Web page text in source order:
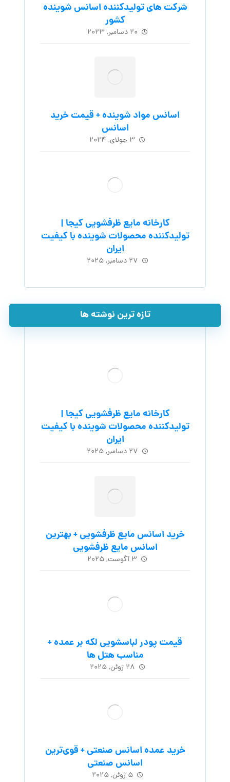
شرکت های تولیدکننده اسانس شوینده
کشور
۲۰ دسامبر, ۲۰۲۳
اسانس مواد شوینده + قیمت خرید
اسانس
۳ جولای, ۲۰۲۴
کارخانه مایع ظرفشویی کیجا |
تولیدکننده محصولات شوینده با کیفیت
ایران
۲۷ دسامبر, ۲۰۲۵
تازه ترین نوشته ها
کارخانه مایع ظرفشویی کیجا |
تولیدکننده محصولات شوینده با کیفیت
ایران
۲۷ دسامبر, ۲۰۲۵
خرید اسانس مایع ظرفشویی + بهترین
اسانس مایع ظرفشویی
۳ آگوست, ۲۰۲۵
قیمت پودر لباسشویی لکه بر عمده +
مناسب هتل ها
۲۸ ژوئن, ۲۰۲۵
خرید عمده اسانس صنعتی + قوی‌ترین
اسانس‌ صنعتی
۵ ژوئن, ۲۰۲۵